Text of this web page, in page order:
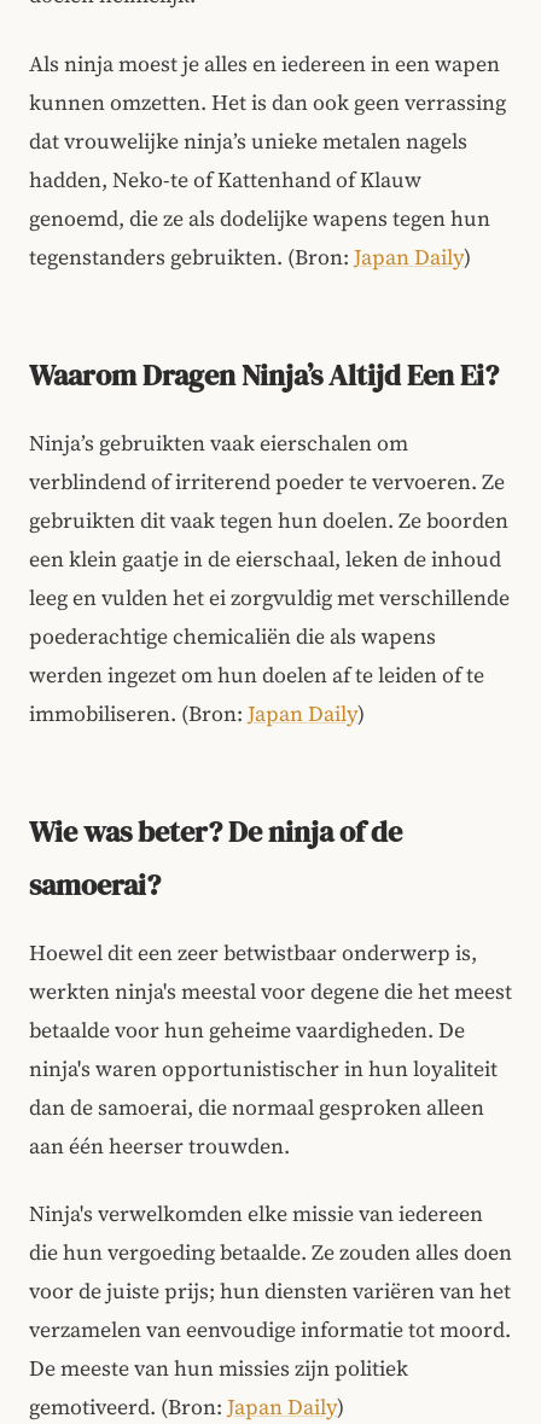
Als ninja moest je alles en iedereen in een wapen
kunnen omzetten. Het is dan ook geen verrassing
dat vrouwelijke ninja’s unieke metalen nagels
hadden, Neko-te of Kattenhand of Klauw
genoemd, die ze als dodelijke wapens tegen hun
tegenstanders gebruikten. (Bron: Japan Daily)
Waarom Dragen Ninja’s Altijd Een Ei?
Ninja’s gebruikten vaak eierschalen om
verblindend of irriterend poeder te vervoeren. Ze
gebruikten dit vaak tegen hun doelen. Ze boorden
een klein gaatje in de eierschaal, leken de inhoud
leeg en vulden het ei zorgvuldig met verschillende
poederachtige chemicaliën die als wapens
werden ingezet om hun doelen af te leiden of te
immobiliseren. (Bron: Japan Daily)
Wie was beter? De ninja of de
samoerai?
Hoewel dit een zeer betwistbaar onderwerp is,
werkten ninja's meestal voor degene die het meest
betaalde voor hun geheime vaardigheden. De
ninja's waren opportunistischer in hun loyaliteit
dan de samoerai, die normaal gesproken alleen
aan één heerser trouwden.
Ninja's verwelkomden elke missie van iedereen
die hun vergoeding betaalde. Ze zouden alles doen
voor de juiste prijs; hun diensten variëren van het
verzamelen van eenvoudige informatie tot moord.
De meeste van hun missies zijn politiek
gemotiveerd. (Bron: Japan Daily)